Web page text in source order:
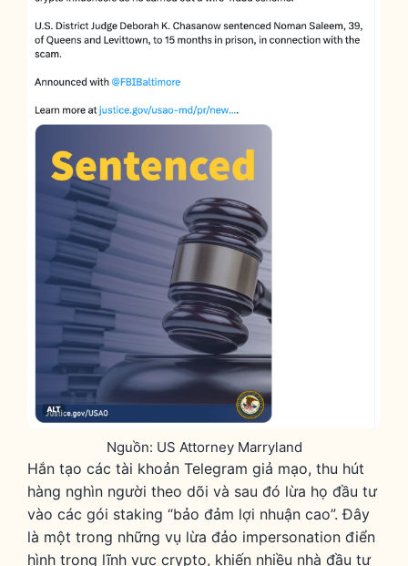
Nguồn: US Attorney Marryland
Hắn tạo các tài khoản Telegram giả mạo, thu hút
hàng nghìn người theo dõi và sau đó lừa họ đầu tư
vào các gói staking “bảo đảm lợi nhuận cao”. Đây
là một trong những vụ lừa đảo impersonation điển
hình trong lĩnh vực crypto, khiến nhiều nhà đầu tư